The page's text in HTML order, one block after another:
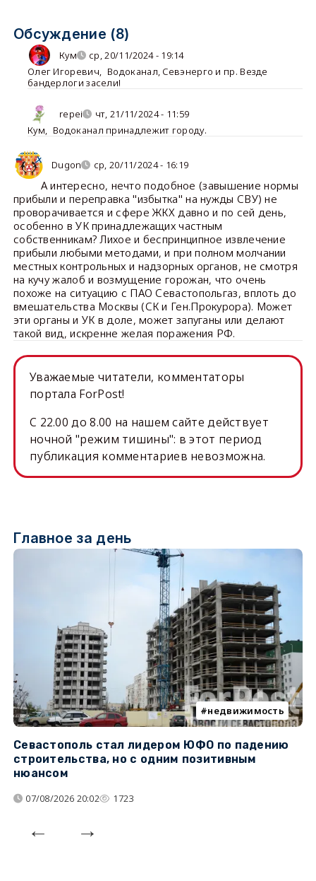
Обсуждение (8)
Кум
ср, 20/11/2024 - 19:14
Олег Игоревич, Водоканал, Севэнерго и пр. Везде
бандерлоги засели!
repei
чт, 21/11/2024 - 11:59
Кум, Водоканал принадлежит городу.
Dugon ср, 20/11/2024 - 16:19
А интересно, нечто подобное (завышение нормы
прибыли и переправка "избытка" на нужды СВУ) не
проворачивается и сфере ЖКХ давно и по сей день,
особенно в УК принадлежащих частным
собственникам? Лихое и беспринципное извлечение
прибыли любыми методами, и при полном молчании
местных контрольных и надзорных органов, не смотря
на кучу жалоб и возмущение горожан, что очень
похоже на ситуацию с ПАО Севастопольгаз, вплоть до
вмешательства Москвы (СК и Ген.Прокурора). Может
эти органы и УК в доле, может запуганы или делают
такой вид, искренне желая поражения РФ.
Уважаемые читатели, комментаторы
портала ForPost!
C 22.00 до 8.00 на нашем сайте действует
ночной "режим тишины": в этот период
публикация комментариев невозможна.
Главное за день
недвижимость
Севастополь стал лидером ЮФО по падению
строительства, но с одним позитивным
нюансом
07/08/2026 20:02 1723